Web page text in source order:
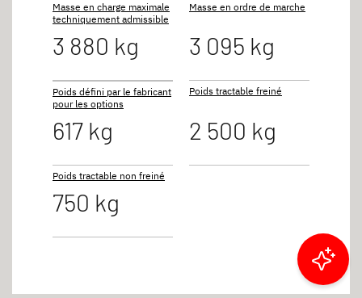
Masse en charge maximale
techniquement admissible
3 880 kg
Masse en ordre de marche
3 095 kg
Poids défini par le fabricant
pour les options
617 kg
Poids tractable freiné
2 500 kg
Poids tractable non freiné
750 kg